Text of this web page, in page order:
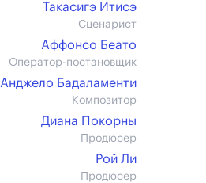
Такасигэ Итисэ
Сценарист
Аффонсо Беато
Оператор-постановщик
Анджело Бадаламенти
Композитор
Диана Покорны
Продюсер
Рой Ли
Продюсер